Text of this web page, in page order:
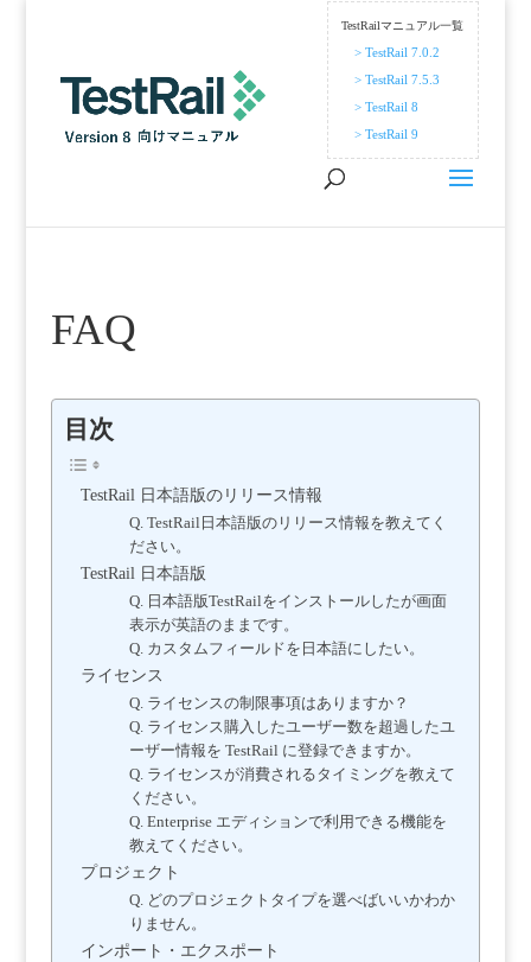
TestRailマニュアル一覧
> TestRail 7.0.2
> TestRail 7.5.3
> TestRail 8
> TestRail 9
FAQ
目次
TestRail 日本語版のリリース情報
Q. TestRail日本語版のリリース情報を教えてく
ださい。
TestRail 日本語版
Q. 日本語版TestRailをインストールしたが画面
表示が英語のままです。
Q. カスタムフィールドを日本語にしたい。
ライセンス
Q. ライセンスの制限事項はありますか？
Q. ライセンス購入したユーザー数を超過したユ
ーザー情報を TestRail に登録できますか。
Q. ライセンスが消費されるタイミングを教えて
ください。
Q. Enterprise エディションで利用できる機能を
教えてください。
プロジェクト
Q. どのプロジェクトタイプを選べばいいかわか
りません。
インポート・エクスポート